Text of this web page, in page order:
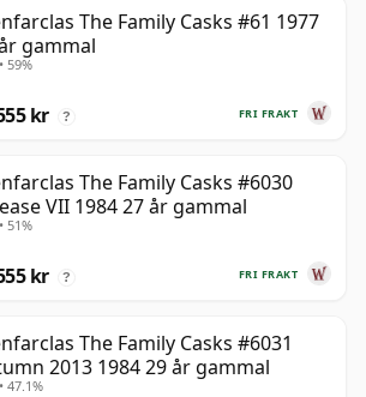
The Family Casks #61 1977
gammal
59%
FRI FRAKT
kr ?
The Family Casks #6030
VII 1984 27 år gammal
51%
FRI FRAKT
kr ?
The Family Casks #6031
2013 1984 29 år gammal
47.1%